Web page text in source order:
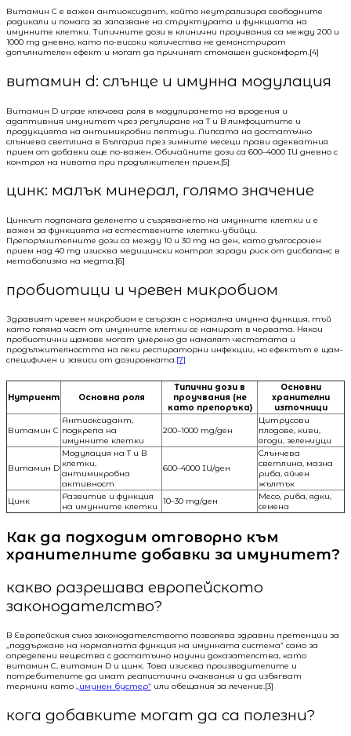
Витамин C е важен антиоксидант, който неутрализира свободните
радикали и помага за запазване на структурата и функцията на
имунните клетки. Типичните дози в клинични проучвания са между 200 и
1000 mg дневно, като по-високи количества не демонстрират
допълнителен ефект и могат да причинят стомашен дискомфорт.[4]
витамин d: слънце и имунна модулация
Витамин D играе ключова роля в модулирането на вродения и
адаптивния имунитет чрез регулиране на T и B лимфоцитите и
продукцията на антимикробни пептиди. Липсата на достатъчно
слънчева светлина в България през зимните месеци прави адекватния
прием от добавки още по-важен. Обичайните дози са 600–4000 IU дневно с
контрол на нивата при продължителен прием.[5]
цинк: малък минерал, голямо значение
Цинкът подпомага деленето и съзряването на имунните клетки и е
важен за функцията на естествените клетки-убийци.
Препоръчителните дози са между 10 и 30 mg на ден, като дългосрочен
прием над 40 mg изисква медицински контрол заради риск от дисбаланс в
метаболизма на медта.[6]
пробиотици и чревен микробиом
Здравият чревен микробиом е свързан с нормална имунна функция, тъй
като голяма част от имунните клетки се намират в червата. Някои
пробиотични щамове могат умерено да намалят честотата и
продължителността на леки респираторни инфекции, но ефектът е щам-
специфичен и зависи от дозировката.[7]
Нутриент Основна роля
Типични дози в
проучвания (не
като препоръка)
Основни
хранителни
източници
Витамин C
Антиоксидант,
подкрепа на
имунните клетки
200–1000 mg/ден
Цитрусови
плодове, киви,
ягоди, зеленчуци
Витамин D
Модулация на T и B
клетки,
антимикробна
активност
600–4000 IU/ден
Слънчева
светлина, мазна
риба, яйчен
жълтък
Цинк
Развитие и функция
на имунните клетки
10–30 mg/ден
Месо, риба, ядки,
семена
Как да подходим отговорно към
хранителните добавки за имунитет?
какво разрешава европейското
законодателство?
В Европейския съюз законодателството позволява здравни претенции за
„поддържане на нормалната функция на имунната система“ само за
определени вещества с достатъчно научни доказателства, като
витамин C, витамин D и цинк. Това изисква производителите и
потребителите да имат реалистични очаквания и да избягват
термини като „имунен бустер“ или обещания за лечение.[3]
кога добавките могат да са полезни?